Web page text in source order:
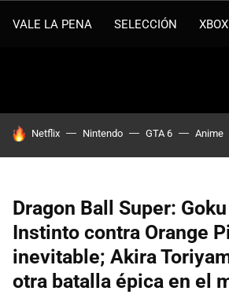
VALE LA PENA SELECCIÓN
HOY SE HABLA DE
Netflix Nintendo GTA 6 Anime
Dragon Ball Super:
Instinto contra Orange
inevitable; Akira
otra batalla épica en el